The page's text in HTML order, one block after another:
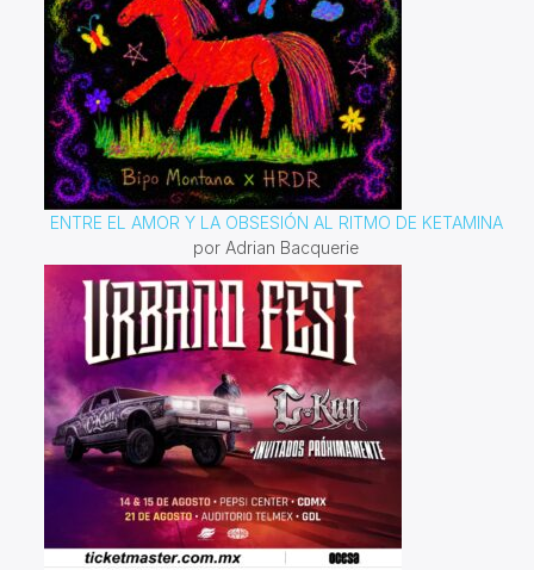
ENTRE EL AMOR Y LA OBSESIÓN AL RITMO DE KETAMINA
por Adrian Bacquerie